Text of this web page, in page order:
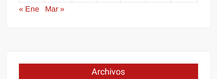
« Ene
Mar »
Archivos